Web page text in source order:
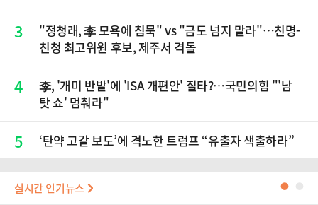
3
"정청래, 李 모욕에 침묵" vs "금도 넘지 말라"…친명-
친청 최고위원 후보, 제주서 격돌
4
李, '개미 반발'에 'ISA 개편안' 질타?…국민의힘 "'남
탓 쇼' 멈춰라"
5 ‘탄약 고갈 보도’에 격노한 트럼프 “유출자 색출하라”
실시간 인기뉴스 ●